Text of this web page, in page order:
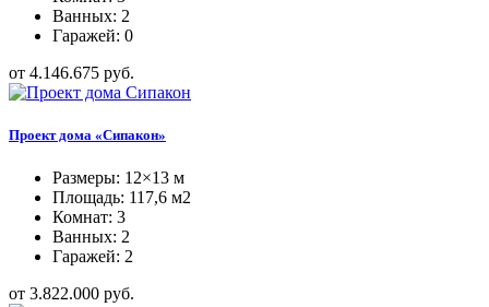
Ванных: 2
Гаражей: 0
от 4.146.675 руб.
Проект дома «Сипакон»
Размеры: 12×13 м
Площадь: 117,6 м2
Комнат: 3
Ванных: 2
Гаражей: 2
от 3.822.000 руб.